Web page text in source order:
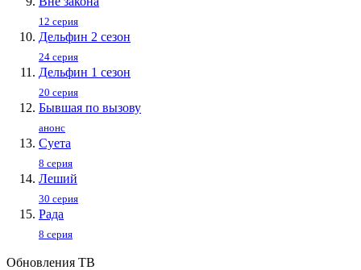
12 серия
Дельфин 2 сезон
24 серия
Дельфин 1 сезон
20 серия
Бывшая по вызову
анонс
Суета
8 серия
Леший
30 серия
Рада
8 серия
Обновления ТВ